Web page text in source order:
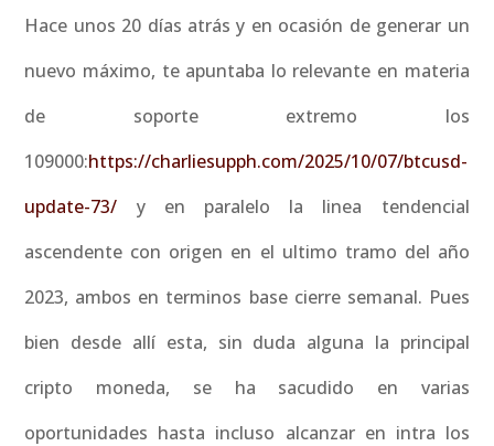
Hace unos 20 días atrás y en ocasión de generar un
nuevo máximo, te apuntaba lo relevante en materia
de soporte extremo los
109000:https://charliesupph.com/2025/10/07/btcusd-
update-73/ y en paralelo la linea tendencial
ascendente con origen en el ultimo tramo del año
2023, ambos en terminos base cierre semanal. Pues
bien desde allí esta, sin duda alguna la principal
cripto moneda, se ha sacudido en varias
oportunidades hasta incluso alcanzar en intra los